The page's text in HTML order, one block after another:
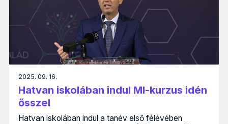
2025. 09. 16.
Hatvan iskolában indul MI-kurzus idén
ősszel
Hatvan iskolában indul a tanév első félévében